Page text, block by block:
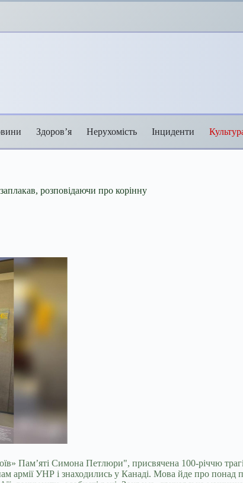
Здоров’я Нерухомість Інциденти
розповідаючи про корінну
Пам’яті Симона Петлюри", присвячена 100-річчю
армії УНР і знаходились у Канаді. Мова йде про понад